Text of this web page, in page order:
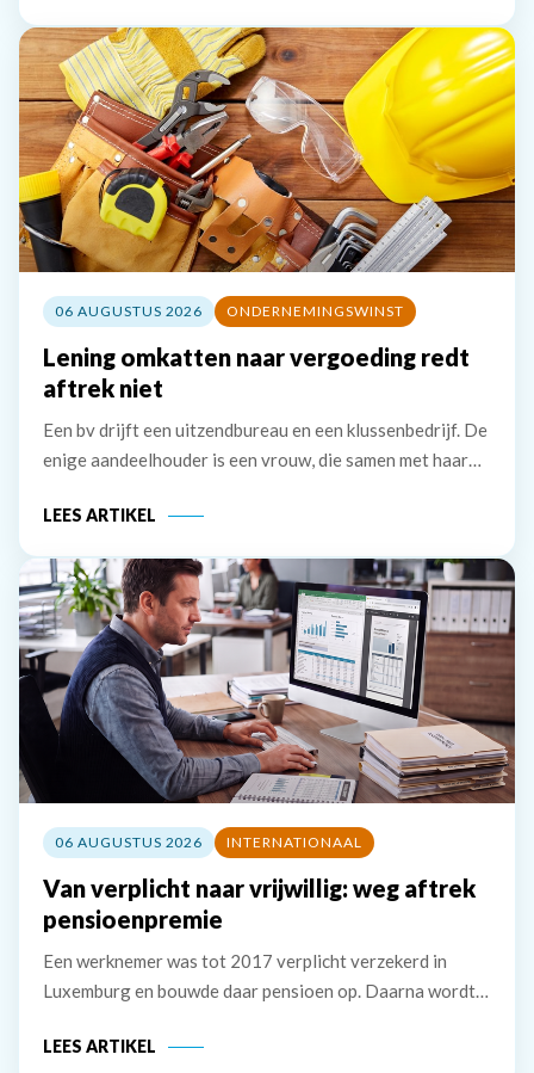
06 AUGUSTUS 2026 ONDERNEMINGSWINST
Lening omkatten naar vergoeding redt
aftrek niet
Een bv drijft een uitzendbureau en een klussenbedrijf. De
enige aandeelhouder is een vrouw, die samen met haar
zij in 2020 wil afwaarderen. De eerste vordering van
LEES ARTIKEL
06 AUGUSTUS 2026 INTERNATIONAAL
Van verplicht naar vrijwillig: weg aftrek
pensioenpremie
Een werknemer was tot 2017 verplicht verzekerd in
Luxemburg en bouwde daar pensioen op. Daarna wordt
Luxemburgse pensioenregeling vrijwillig voort. De
LEES ARTIKEL